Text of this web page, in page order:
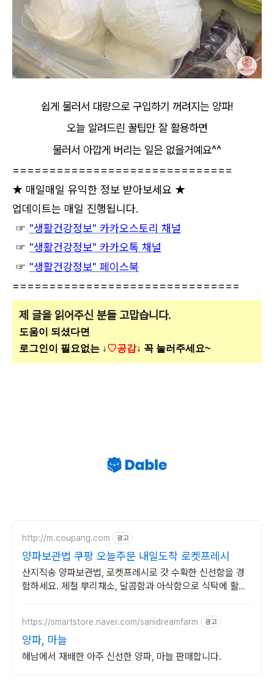
쉽게 물러서 대량으로 구입하기 꺼려지는 양파!
오늘 알려드린 꿀팁만 잘 활용하면
물러서 아깝게 버리는 일은 없을거예요^^
==============================
★ 매일매일 유익한 정보 받아보세요 ★
업데이트는 매일 진행됩니다.
☞ "생활건강정보" 카카오스토리 채널
☞ "생활건강정보" 카카오톡 채널
☞ "생활건강정보" 페이스북
===============================
제 글을 읽어주신 분들 고맙습니다.
도움이 되셨다면
로그인이 필요없는 ↓♡공감↓ 꼭 눌러주세요~
http://m.coupang.com 광고
양파보관법 쿠팡 오늘주문 내일도착 로켓프레시
산지직송 양파보관법, 로켓프레시로 갓 수확한 신선함을 경
험하세요. 제철 뿌리채소, 달콤함과 아삭함으로 식탁에 활력
https://smartstore.naver.com/sanidreamfarm 광고
양파, 마늘
해남에서 재배한 아주 신선한 양파, 마늘 판매합니다.